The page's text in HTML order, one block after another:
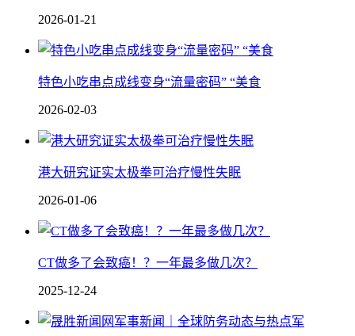
2026-01-21
特色小吃串点成线变身“流量密码” “美食
2026-02-03
港大研究证实太极拳可治疗慢性失眠
2026-01-06
CT做多了会致癌！？一年最多做几次？
2025-12-24